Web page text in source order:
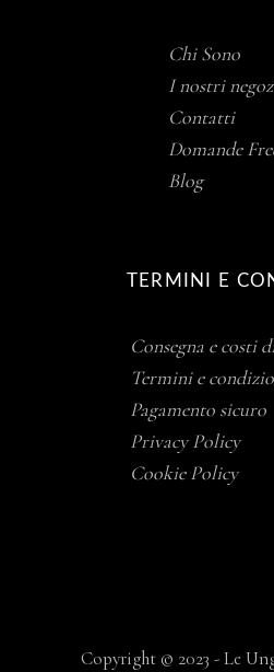
Chi Sono
I nostri
Contatti
Domande
Blog
TERMINI E
Consegna e costi
Termini e
Pagamento sicuro
Privacy Policy
Cookie Policy
Copyright © 2023 - Le